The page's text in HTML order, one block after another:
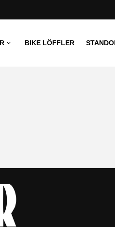
BIKE LÖFFLER